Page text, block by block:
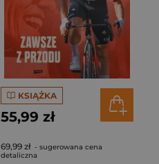
KSIĄŻKA
55,99 zł
69,99 zł - sugerowana cena
detaliczna